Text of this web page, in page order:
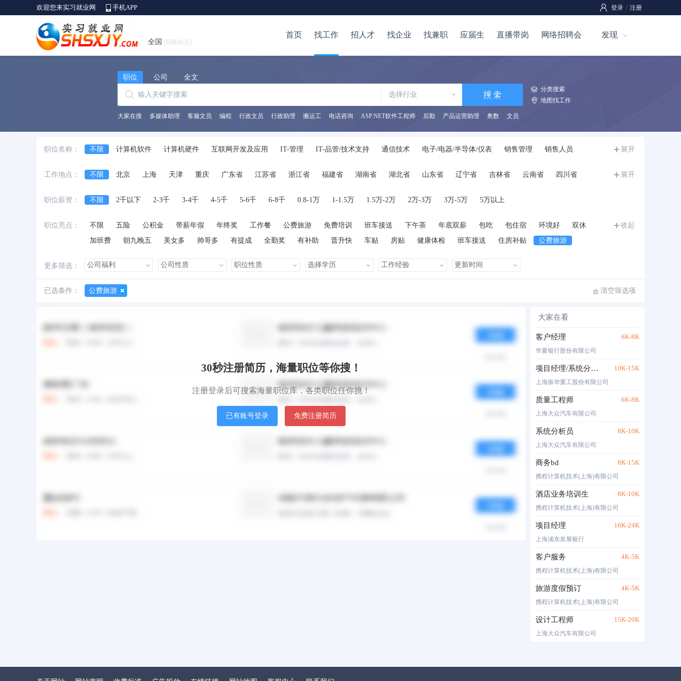
欢迎您来实习就业网 手机APP 登录 / 注册
全国 [切换站点]
首页 找工作 招人才 找企业 找兼职 应届生 直播带岗 网络招聘会 发现
职位 公司 全文
选择行业
分类搜索
地图找工作
大家在搜 多媒体助理 客服文员 编程 行政文员 行政助理 搬运工 电话咨询 ASP.NET软件工程师 后勤 产品运营助理 奥数 文员
职位名称： 不限 计算机软件 计算机硬件 互联网开发及应用 IT-管理 IT-品管/技术支持 通信技术 电子/电器/半导体/仪表 销售管理
销售人员
服装/纺织/皮革
采购 贸易 物流/仓储 生物/制药/医疗器械 化工 医院/医疗/护理 广告 公关/媒介 市场/营销 影视/媒体
写作/出版/印刷
艺术/设计
建筑工程 房地产 物业管理 人力资源 高级管理 行政/后勤 咨询/顾问 律师/法务 教师 培训
展开
工作地点： 不限 北京 上海 天津 重庆 广东省 江苏省 浙江省 福建省 湖南省 湖北省 山东省 辽宁省 吉林省 云南省
四川省
台湾省
香港
展开
职位薪资： 不限 2千以下 2-3千 3-4千 4-5千 5-6千 6-8千 0.8-1万 1-1.5万 1.5万-2万 2万-3万 3万-5万 5万以上
职位亮点： 不限 五险 公积金 带薪年假 年终奖 工作餐 公费旅游 免费培训 班车接送 下午茶 年底双薪 包吃 包住宿 环境好
双休
加班费
朝九晚五 美女多 帅哥多 有提成 全勤奖 有补助 晋升快 车贴 房贴 健康体检 班车接送 住房补贴 公费旅游
收起
更多筛选：
已选条件： 公费旅游 清空筛选项
30秒注册简历，海量职位等你搜！
注册登录后可搜索海量职位库，各类职位任你挑！
已有账号登录 免费注册简历
大家在看
客户经理 6K-8K
华夏银行股份有限公司
项目经理/系统分析员/高级程序员 10K-15K
上海振华重工股份有限公司
质量工程师 6K-8K
上海大众汽车有限公司
系统分析员 8K-10K
上海大众汽车有限公司
商务bd 8K-15K
携程计算机技术(上海)有限公司
酒店业务培训生 8K-10K
携程计算机技术(上海)有限公司
项目经理 16K-24K
上海浦东发展银行
客户服务 4K-5K
携程计算机技术(上海)有限公司
旅游度假预订 4K-5K
携程计算机技术(上海)有限公司
设计工程师 15K-20K
上海大众汽车有限公司